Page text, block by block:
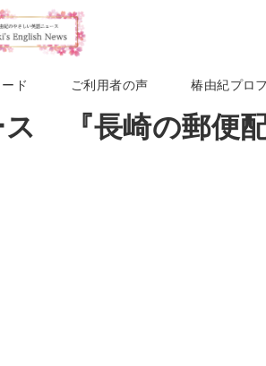
ド ご利用者の声 椿由紀プロ
『長崎の郵便配